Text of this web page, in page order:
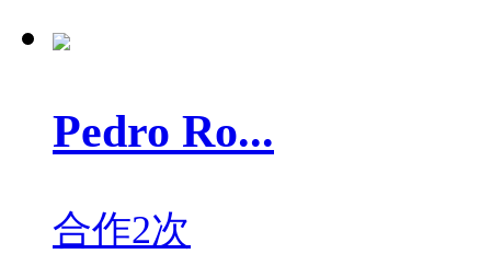
Pedro Ro...
合作2次